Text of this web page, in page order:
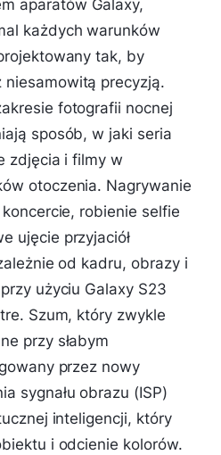
aparatów Galaxy,
każdych warunków
tak, by
niesamowitą precyzją.
fotografii nocnej
sposób, w jaki seria
zdjęcia i filmy w
otoczenia. Nagrywanie
robienie selfie
ujęcie przyjaciół
od kadru, obrazy i
użyciu Galaxy S23
Szum, który zwykle
przy słabym
przez nowy
sygnału obrazu (ISP)
inteligencji, który
i odcienie kolorów.